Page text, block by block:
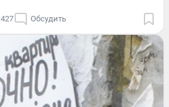
427 Обсудить